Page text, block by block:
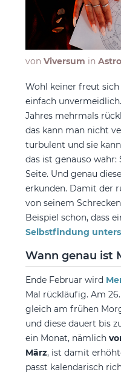
von Viversum in
Wohl keiner freut sich
einfach
Jahres mehrmals
das kann man nicht
turbulent und sie
das ist genauso wahr:
Seite. Und genau
erkunden. Damit der
von seinem
Beispiel schon, dass
Selbstfindung
Wann genau ist
Ende Februar wird
Mal rückläufig. Am
gleich am frühen
und diese dauert bis
ein Monat, nämlich
März, ist damit
passt kalendarisch